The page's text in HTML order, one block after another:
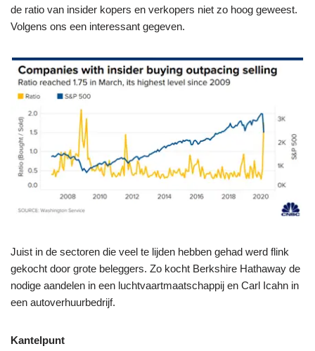
de ratio van insider kopers en verkopers niet zo hoog geweest.
Volgens ons een interessant gegeven.
Juist in de sectoren die veel te lijden hebben gehad werd flink
gekocht door grote beleggers. Zo kocht Berkshire Hathaway de
nodige aandelen in een luchtvaartmaatschappij en Carl Icahn in
een autoverhuurbedrijf.
Kantelpunt